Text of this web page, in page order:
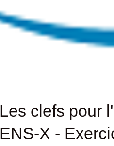
Les clefs pour
ENS-X -